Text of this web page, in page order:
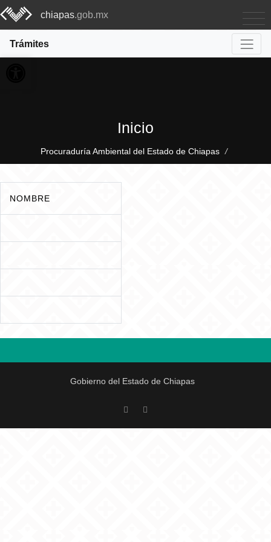
chiapas.gob.mx
Trámites
Abrir barra de herramientas
Inicio
Procuraduría Ambiental del Estado de Chiapas /
NOMBRE
Gobierno del Estado de Chiapas